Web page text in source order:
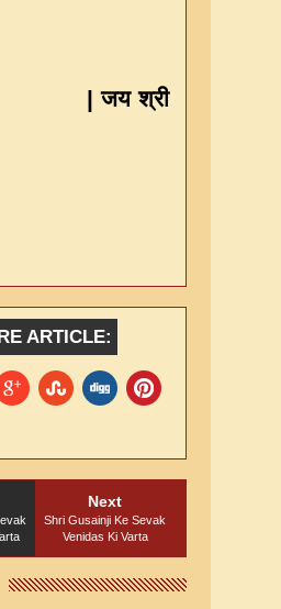
जय श्री
ARTICLE:
Next
Shri Gusainji Ke Sevak
Venidas Ki Varta